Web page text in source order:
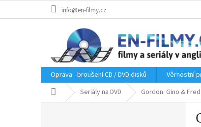
info@en-filmy.cz
Oprava - broušení CD / DVD disků Věrnostní
Domů Seriály na DVD Gordon. Gino &